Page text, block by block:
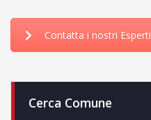
Contatta i nostri Esperti
Cerca Comune